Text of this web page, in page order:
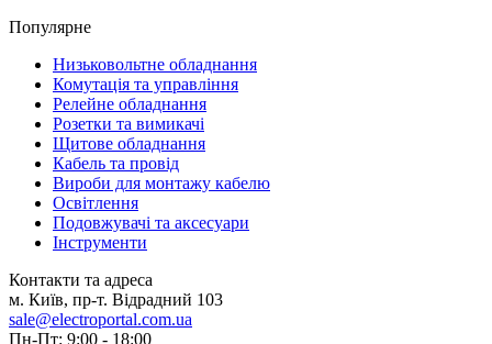
Популярне
Низьковольтне обладнання
Комутація та управління
Релейне обладнання
Розетки та вимикачі
Щитове обладнання
Кабель та провід
Вироби для монтажу кабелю
Освітлення
Подовжувачі та аксесуари
Інструменти
Контакти та адреса
м. Київ, пр-т. Відрадний 103
sale@electroportal.com.ua
Пн-Пт: 9:00 - 18:00